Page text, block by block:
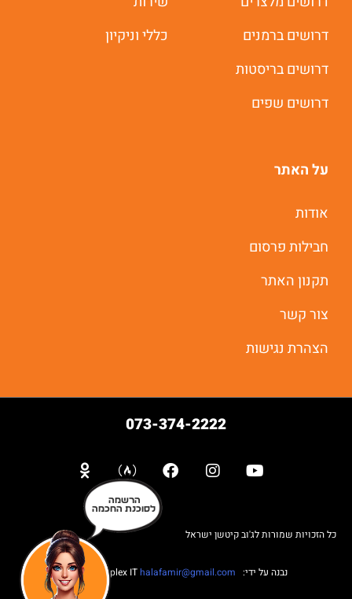
דרושים ברמנים
דרושים בריסטות
דרושים שפים
כללי וניקיון
על האתר
אודות
חבילות פרסום
תקנון האתר
צור קשר
הצהרת נגישות
073-374-2222
כל הזכויות שמורות לג'וב קיטשן ישראל
נבנה על ידי: Web complex IT halafamir@gmail.com
הרשמה
לסוכנת החכמה